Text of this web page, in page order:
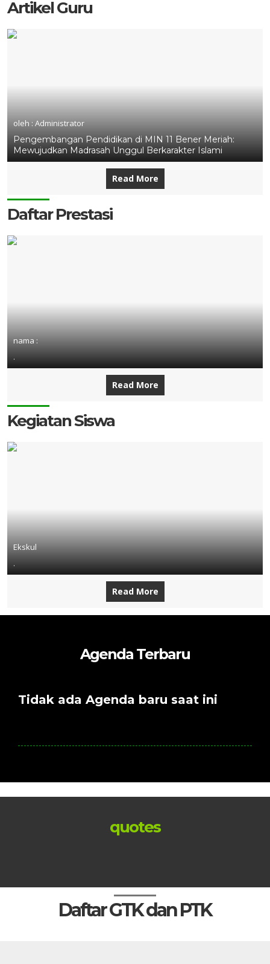
Artikel Guru
oleh : Administrator
Pengembangan Pendidikan di MIN 11 Bener Meriah:
Mewujudkan Madrasah Unggul Berkarakter Islami
Read More
Daftar Prestasi
nama :
.
Read More
Kegiatan Siswa
Ekskul
.
Read More
Agenda Terbaru
Tidak ada Agenda baru saat ini
quotes
Daftar GTK dan PTK